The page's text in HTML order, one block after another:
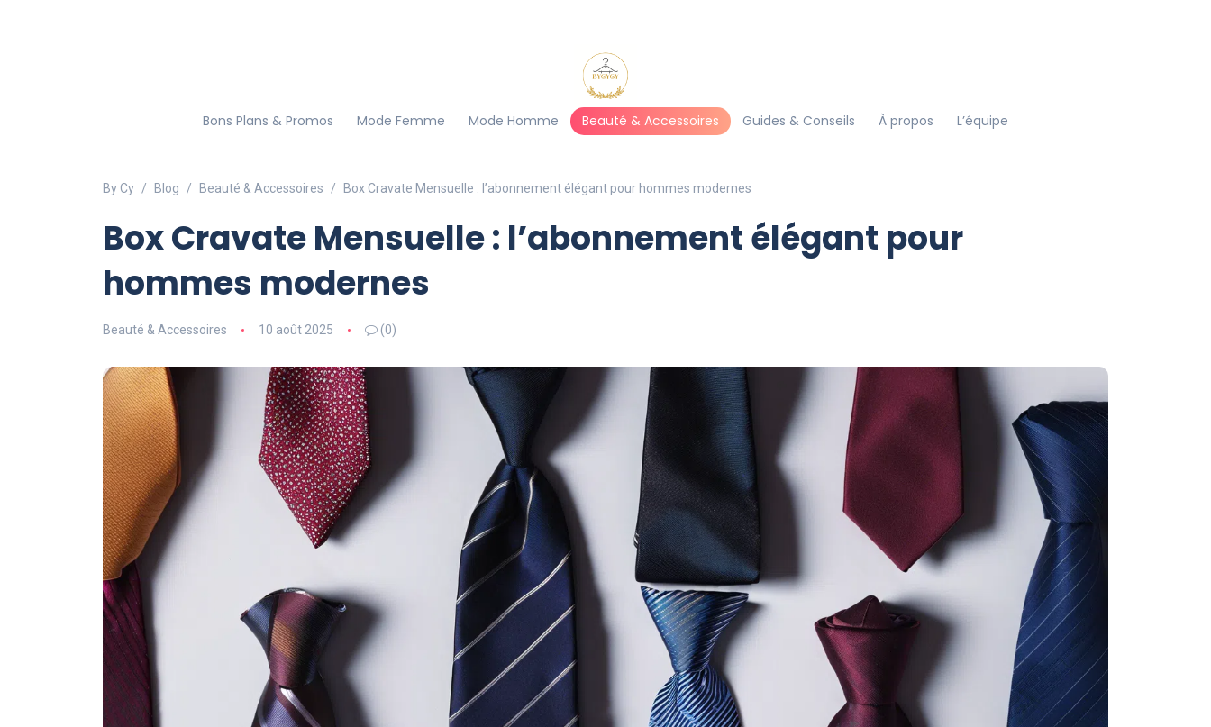
Bons Plans & Promos Mode Femme Mode Homme Beauté & Accessoires Guides & Conseils À propos L’équipe
By Cy Blog Beauté & Accessoires Box Cravate Mensuelle : l’abonnement élégant pour hommes modernes
Box Cravate Mensuelle : l’abonnement élégant pour
hommes modernes
Beauté & Accessoires 10 août 2025 (0)